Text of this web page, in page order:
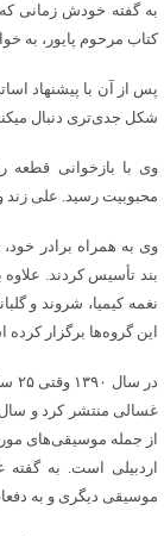
به گفته خودش زمانی
کتاب مرحوم پایور، به
پس از آن با پیشنهاد
شکل جدی‌تری دنبال میکند
وی با بازخوانی قطعه
محبوبیت رسید. علی
وی به همراه برادر
بند تأسیس کردند.
نغمه کیمیا، شروند و
این گروه‌ها برگزار
از جمله موسیقی‌های
اردبیلی است. به گفته
موسیقی دیگری و به